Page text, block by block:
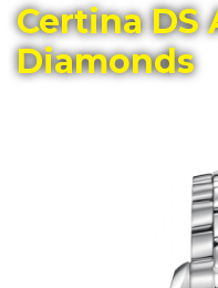
Certina DS
Diamonds